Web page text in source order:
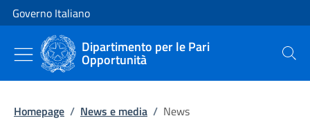
Vai al contenuto
Vai alla navigazione del sito
Governo Italiano
Dipartimento per le Pari
Opportunità Cerca
Homepage / News e media / News